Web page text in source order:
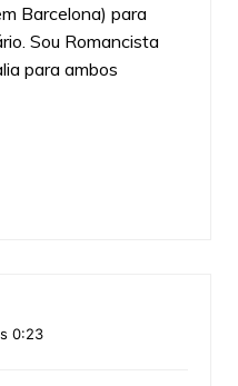
Barcelona) para
Sou Romancista
para ambos
0:23